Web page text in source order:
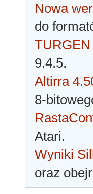
Nowa
do
9.4.5.
Altirra
8-
Atari.
Wyniki
oraz